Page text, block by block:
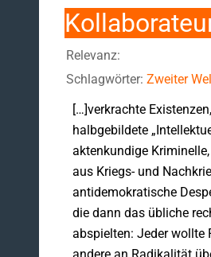
Relevanz:
Schlagwörter: Zweiter
[…]verkrachte Existenzen,
halbgebildete
aktenkundige
aus Kriegs- und
antidemokratische
die dann das übliche
abspielten: Jeder wollte